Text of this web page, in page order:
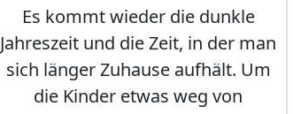
Es kommt wieder die dunkle
Jahreszeit und die Zeit, in der man
sich länger Zuhause aufhält. Um
die Kinder etwas weg von